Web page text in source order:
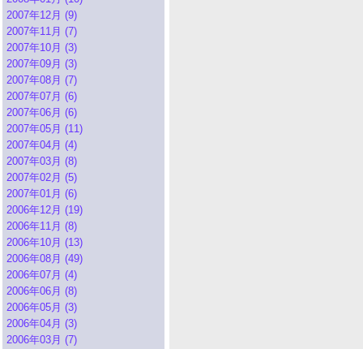
2007年12月 (9)
2007年11月 (7)
2007年10月 (3)
2007年09月 (3)
2007年08月 (7)
2007年07月 (6)
2007年06月 (6)
2007年05月 (11)
2007年04月 (4)
2007年03月 (8)
2007年02月 (5)
2007年01月 (6)
2006年12月 (19)
2006年11月 (8)
2006年10月 (13)
2006年08月 (49)
2006年07月 (4)
2006年06月 (8)
2006年05月 (3)
2006年04月 (3)
2006年03月 (7)